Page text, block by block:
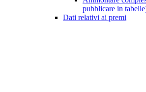
pubblicare in
Dati relativi ai premi